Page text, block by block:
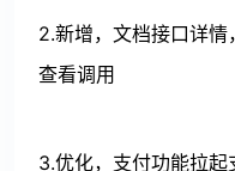
2.新增，文档接口详
查看调用
3.优化，支付功能拉